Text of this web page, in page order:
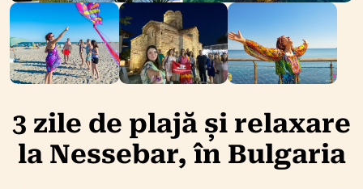
3 zile de plajă și relaxare
la Nessebar, în Bulgaria